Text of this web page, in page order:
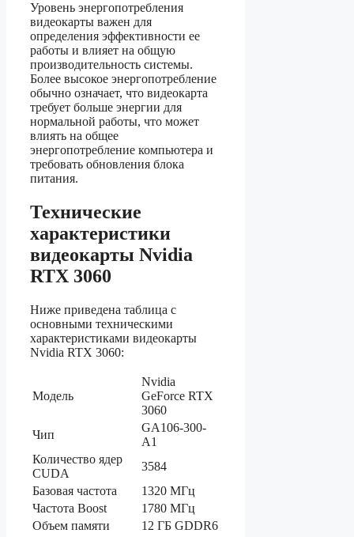
Уровень энергопотребления
видеокарты важен для
определения эффективности ее
работы и влияет на общую
производительность системы.
Более высокое энергопотребление
обычно означает, что видеокарта
требует больше энергии для
нормальной работы, что может
влиять на общее
энергопотребление компьютера и
требовать обновления блока
питания.
Технические
характеристики
видеокарты Nvidia
RTX 3060
Ниже приведена таблица с
основными техническими
характеристиками видеокарты
Nvidia RTX 3060:
Модель
Nvidia
GeForce RTX
3060
Чип
GA106-300-
A1
Количество ядер
CUDA
3584
Базовая частота
1320 МГц
Частота Boost
1780 МГц
Объем памяти
12 ГБ GDDR6